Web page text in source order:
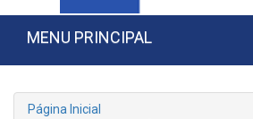
MENU PRINCIPAL
Página Inicial